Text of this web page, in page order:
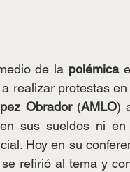
de la polémica
realizar protestas
Obrador (AMLO)
sus sueldos ni
Hoy en su
refirió al tema y